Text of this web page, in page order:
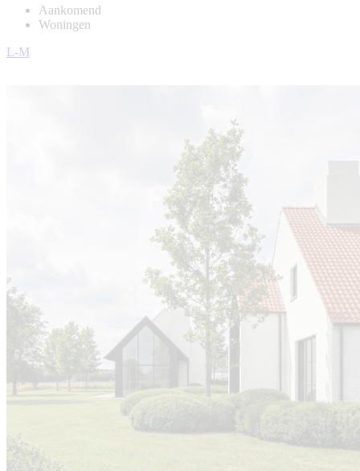
Aankomend
Woningen
L-M